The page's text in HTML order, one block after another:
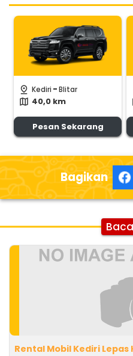
pin_drop Kediri -Blitar
map 40,0 km
Pesan Sekarang
Bagikan
Rental Mobil Kediri Lepas